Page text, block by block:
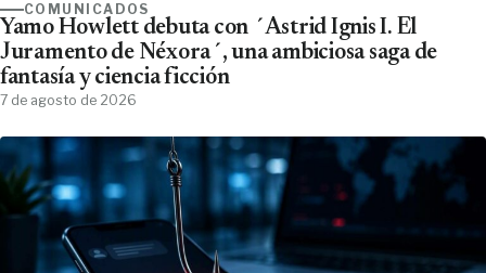
COMUNICADOS
Yamo Howlett debuta con ´Astrid Ignis I. El
Juramento de Néxora´, una ambiciosa saga de
fantasía y ciencia ficción
7 de agosto de 2026